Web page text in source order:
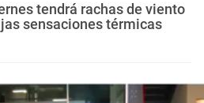
tendrá rachas de viento
sensaciones térmicas